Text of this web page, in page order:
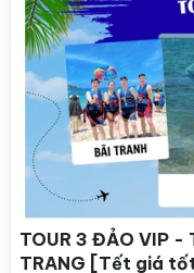
TOUR 3 ĐẢO VIP -